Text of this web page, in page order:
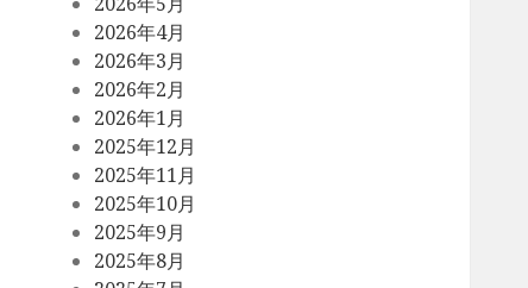
2026年4月
2026年3月
2026年2月
2026年1月
2025年12月
2025年11月
2025年10月
2025年9月
2025年8月